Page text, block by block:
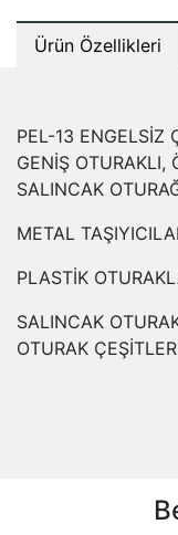
Ürün Özellikleri
PEL-13 ENGELSİZ
GENİŞ OTURAKLI,
SALINCAK
METAL
PLASTİK
SALINCAK
OTURAK